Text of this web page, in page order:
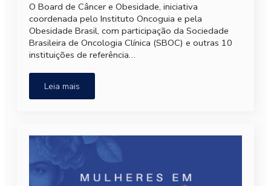
O Board de Câncer e Obesidade, iniciativa
coordenada pelo Instituto Oncoguia e pela
Obesidade Brasil, com participação da Sociedade
Brasileira de Oncologia Clínica (SBOC) e outras 10
instituições de referência…
Leia mais